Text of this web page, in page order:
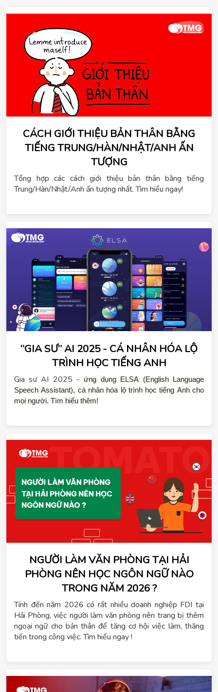
CÁCH GIỚI THIỆU BẢN THÂN BẰNG
TIẾNG TRUNG/HÀN/NHẬT/ANH ẤN
TƯỢNG
Tổng hợp các cách giới thiệu bản thân bằng tiếng
Trung/Hàn/Nhật/Anh ấn tượng nhất. Tìm hiểu ngay!
“GIA SƯ” AI 2025 - CÁ NHÂN HÓA LỘ
TRÌNH HỌC TIẾNG ANH
Gia sư AI 2025 -
ứng dụng ELSA (English Language
Speech Assistant), cá nhân hóa lộ trình học tiếng Anh cho
mọi người. Tìm hiểu thêm!
NGƯỜI LÀM VĂN PHÒNG TẠI HẢI
PHÒNG NÊN HỌC NGÔN NGỮ NÀO
TRONG NĂM 2026 ?
Tính đến năm 2026 có rất nhiều doanh nghiệp FDI tại
Hải Phòng, việc người làm văn phòng nên trang bị thêm
ngoại ngữ cho bản thân để tăng cơ hội việc làm, thăng
tiến trong công việc. Tìm hiểu ngay !